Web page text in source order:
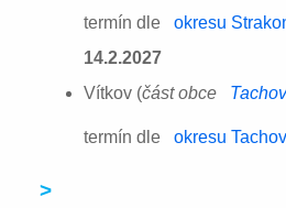
termín dle okresu
14.2.2027
Vítkov (část obce
termín dle okresu Tachov
>